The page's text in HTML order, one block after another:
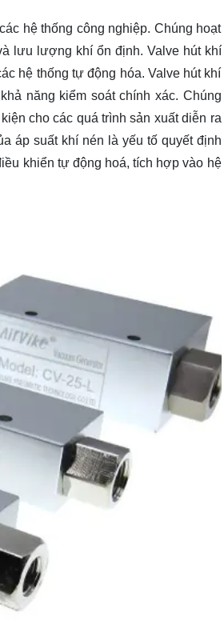
hệ thống công nghiệp. Chúng hoạt
lưu lượng khí ổn định. Valve hút khí
hệ thống tự động hóa. Valve hút khí
năng kiểm soát chính xác. Chúng
cho các quá trình sản xuất diễn ra
áp suất khí nén là yếu tố quyết định
khiển tự động hoá, tích hợp vào hệ